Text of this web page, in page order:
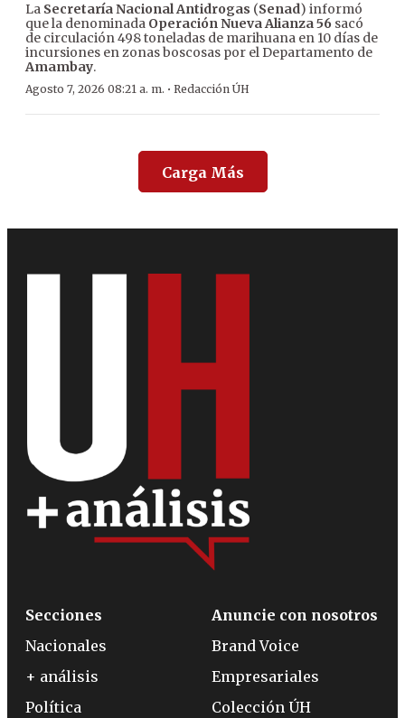
La Secretaría Nacional Antidrogas (Senad) informó
que la denominada Operación Nueva Alianza 56 sacó
de circulación 498 toneladas de marihuana en 10 días de
incursiones en zonas boscosas por el Departamento de
Amambay.
Agosto 7, 2026 08:21 a. m. · Redacción ÚH
Carga Más
Secciones
Nacionales
+ análisis
Política
Anuncie con nosotros
Brand Voice
Empresariales
Colección ÚH